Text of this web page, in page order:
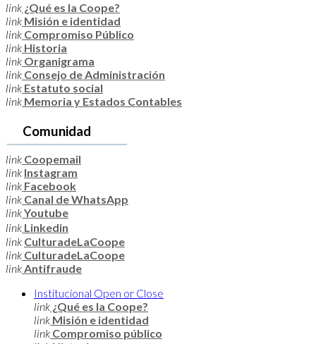
link ¿Qué es la Coope?
link Misión e identidad
link Compromiso Público
link Historia
link Organigrama
link Consejo de Administración
link Estatuto social
link Memoria y Estados Contables
Comunidad
link Coopemail
link Instagram
link Facebook
link Canal de WhatsApp
linkYoutube
link Linkedin
link CulturadeLaCoope
link CulturadeLaCoope
linkAntifraude
Institucional Open or Close
link ¿Qué es la Coope?
link Misión e identidad
link Compromiso público